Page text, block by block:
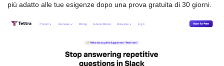
più adatto alle tue esigenze dopo una prova gratuita di 30 giorni.